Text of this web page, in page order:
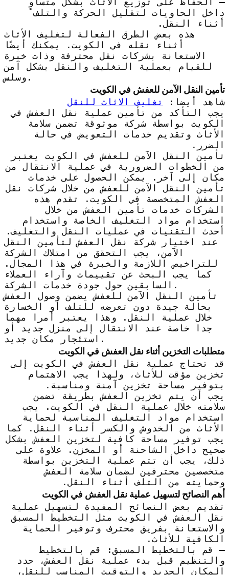
داخل الحاويات لتقليل الحركة والتلف
أثناء النقل.
هذه بعض الطرق الفعالة لتغليف الأثاث
أثناء نقله في الكويت. يمكنك أيضًا
الاستعانة بشركات نقل محترفة وذات خبرة
للقيام بعملية التغليف والنقل بشكل آمن
وسلس.
تأمين النقل الآمن للعفش في الكويت
شاهد أيضا:
تغليف الاثاث للنقل
يجب التأكد من تأمين عملية نقل العفش في
الكويت بواسطة شركة موثوقة تضمن سلامة
الأثاث وتقديم خدمات التعويض في حالة
الضرر.
تأمين النقل الآمن للعفش في الكويت يعتبر
من الخطوات الضرورية في عملية الانتقال من
مكان إلى آخر. يمكن الحصول على خدمات
تأمين النقل الآمن للعفش من خلال شركات نقل
العفش المتخصصة في الكويت. تقدم هذه
الشركات خدمات تأمين العفش من خلال
استخدام مواد التغليف الخاصة واستخدام
أحدث التقنيات في عمليات النقل والتغليف.
عند اختيار شركة نقل العفش لتأمين النقل
الآمن، يجب التحقق من امتلاك الشركة
للتراخيص اللازمة والخبرة في هذا المجال.
كما يجب البحث عن تقييمات وآراء العملاء
السابقين حول جودة خدمات الشركة.
تأمين النقل الآمن للعفش يضمن وصول العفش
بحالة جيدة دون تعرضه للتلف أو الخسارة
خلال عملية النقل. وهذا يعتبر أمرا مهما
جدا خاصة عند الانتقال إلى منزل جديد أو
استئجار مكان جديد.
متطلبات التخزين أثناء نقل العفش في الكويت
قد تحتاج عملية نقل العفش في الكويت إلى
تخزين مؤقت للأثاث، ولهذا يجب الاهتمام
بتوفير مساحة تخزين آمنة ومناسبة.
يجب أن يتم تخزين العفش بطريقة تضمن
سلامته خلال عملية النقل في الكويت. يجب
استخدام مواد التغليف المناسبة لحماية
الأثاث من الخدوش والكسر أثناء النقل. كما
يجب توفير مساحة كافية لتخزين العفش بشكل
صحيح داخل الشاحنة أو المخزن. علاوة على
ذلك، يجب أن تتم عملية التخزين بواسطة
متخصصين محترفين لضمان سلامة العفش
وحمايته من التلف أثناء النقل.
أهم النصائح لتسهيل عملية نقل العفش في الكويت
تقديم بعض النصائح المفيدة لتسهيل عملية
نقل العفش في الكويت مثل التخطيط المسبق
والاستعانة بفريق محترف وتوفير الحماية
الكافية للأثاث.
– قم بالتخطيط المسبق: قم بالتخطيط
والتنظيم قبل بدء عملية نقل العفش، حدد
المكان الجديد والتوقيت المناسب للنقل،